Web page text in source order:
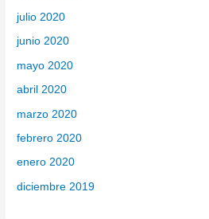
julio 2020
junio 2020
mayo 2020
abril 2020
marzo 2020
febrero 2020
enero 2020
diciembre 2019